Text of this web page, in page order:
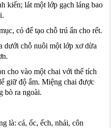
kiến; lát một lớp gạch láng bao
cỏ để tạo chỗ trú ẩn cho rết.
dưới chỗ nuôi một lớp xơ dừa
cho vào một chai với thể tích
giữ độ ẩm. Miệng chai được
bò ra ngoài.
là: cá, ốc, ếch, nhái, côn